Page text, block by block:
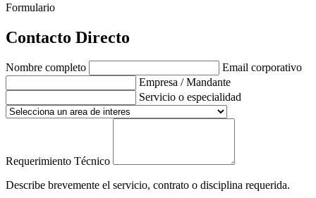
Formulario
Contacto Directo
Nombre completo
Email corporativo
Empresa / Mandante
Servicio o especialidad
Requerimiento Técnico
Describe brevemente el servicio, contrato o disciplina requerida.